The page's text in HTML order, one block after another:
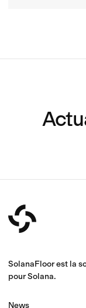
SolanaFloor est la
pour Solana.
News